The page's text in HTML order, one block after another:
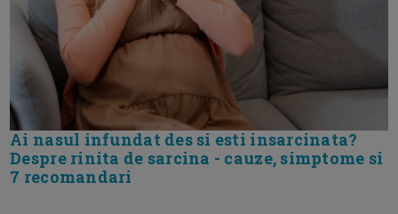
Ai nasul infundat des si esti insarcinata?
Despre rinita de sarcina - cauze, simptome si
7 recomandari